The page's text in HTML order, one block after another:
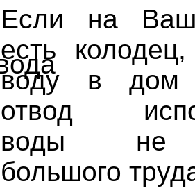
Если на
есть
воду в дом
отвод
воды не
большого